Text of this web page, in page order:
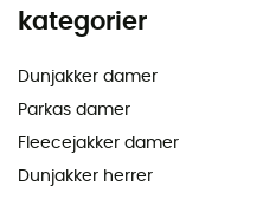
kategorier
Dunjakker damer
Parkas damer
Fleecejakker damer
Dunjakker herrer